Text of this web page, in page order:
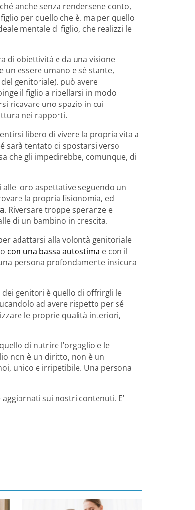
anche senza rendersene conto,
per quello che è, ma per quello
mentale di figlio, che realizzi le
di obiettività e da una visione
un essere umano e sé stante,
genitoriale), può avere
il figlio a ribellarsi in modo
ricavare uno spazio in cui
nei rapporti.
libero di vivere la propria vita a
sarà tentato di spostarsi verso
che gli impedirebbe, comunque, di
loro aspettative seguendo un
la propria fisionomia, ed
. Riversare troppe speranze e
di un bambino in crescita.
adattarsi alla volontà genitoriale
con una bassa autostima e con il
persona profondamente insicura
dei genitori è quello di offrirgli le
ad avere rispetto per sé
le proprie qualità interiori,
di nutrire l’orgoglio e le
non è un diritto, non è un
unico e irripetibile. Una persona
sui nostri contenuti. E’